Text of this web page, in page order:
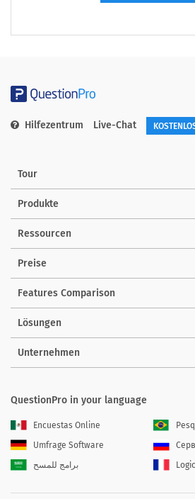
Hilfezentrum Live-Chat
Tour
Produkte
Ressourcen
Preise
Features Comparison
Lösungen
Unternehmen
QuestionPro in your language
Encuestas Online
Umfrage Software
برامج للمسح